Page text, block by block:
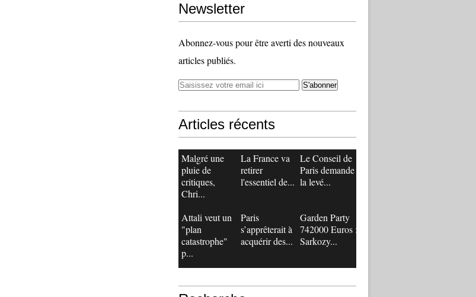
Newsletter
Abonnez-vous pour être averti des nouveaux
articles publiés.
Articles récents
Malgré une
pluie de
critiques,
Chri...
La France va
retirer
l'essentiel de...
Le Conseil de
Paris demande
la levé...
Attali veut un
"plan
catastrophe"
p...
Paris
s’apprêterait à
acquérir des...
Garden Party
742000 Euros :
Sarkozy...